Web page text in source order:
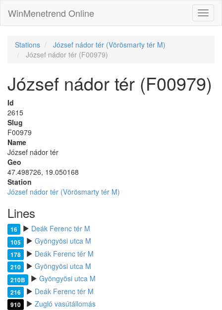
WinMenetrend Online
Stations
József nádor tér (Vörösmarty tér M)
József nádor tér (F00979)
József nádor tér (F00979)
Id
2615
Slug
F00979
Name
József nádor tér
Geo
47.498726, 19.050168
Station
József nádor tér (Vörösmarty tér M)
Lines
16 Deák Ferenc tér M
105 Gyöngyösi utca M
178 Deák Ferenc tér M
210 Gyöngyösi utca M
210B Gyöngyösi utca M
216 Deák Ferenc tér M
910 Zugló vasútállomás